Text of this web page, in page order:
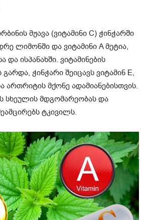
მჟავა (ვიტამინი C) ჭინჭარში
ლიმონში და ვიტამინი A მეტია,
ისპანახში. ვიტამინების
ჭინჭარი შეიცავს ვიტამინ E,
მქონე ადამიანებისთვის.
სხეულის მდგომარეობას და
ტკივილს.